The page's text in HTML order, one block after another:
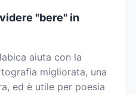
"bere" in
aiuta con la
migliorata, una
ed è utile per poesia